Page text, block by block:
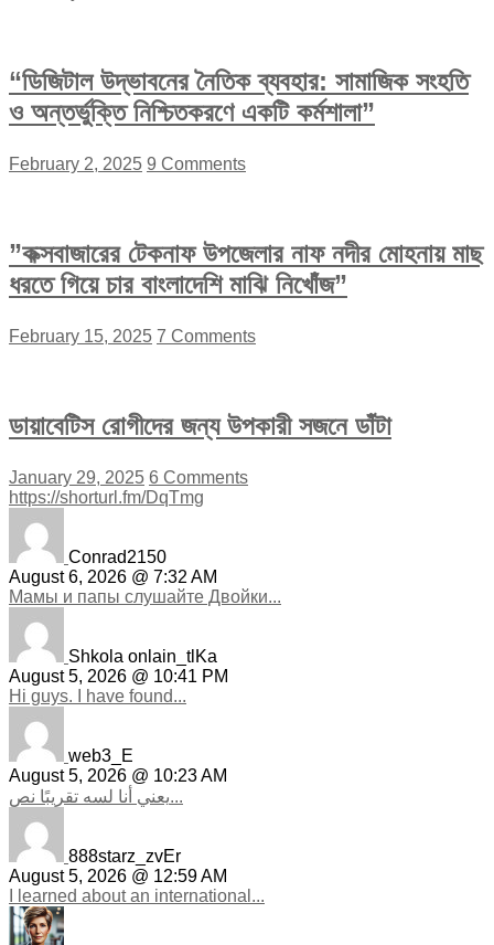
“ডিজিটাল উদ্ভাবনের নৈতিক ব্যবহার: সামাজিক সংহতি
ও অন্তর্ভুক্তি নিশ্চিতকরণে একটি কর্মশালা”
February 2, 2025 9 Comments
”কক্সবাজারের টেকনাফ উপজেলার নাফ নদীর মোহনায় মাছ
ধরতে গিয়ে চার বাংলাদেশি মাঝি নিখোঁজ”
February 15, 2025 7 Comments
ডায়াবেটিস রোগীদের জন্য উপকারী সজনে ডাঁটা
January 29, 2025 6 Comments
https://shorturl.fm/DqTmg
Conrad2150
August 6, 2026 @ 7:32 AM
Мамы и папы слушайте Двойки...
Shkola onlain_tlKa
August 5, 2026 @ 10:41 PM
Hi guys. I have found...
web3_E
August 5, 2026 @ 10:23 AM
يعني أنا لسه تقريبًا نص...
888starz_zvEr
August 5, 2026 @ 12:59 AM
I learned about an international...